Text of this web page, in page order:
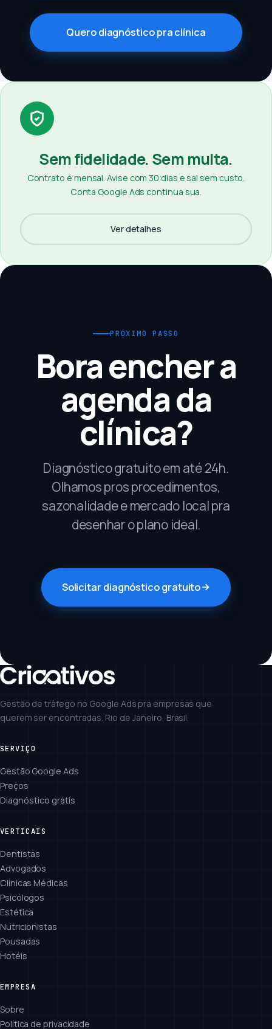
Quero diagnóstico pra clínica
Sem fidelidade. Sem multa.
Contrato é mensal. Avise com 30 dias e sai sem custo.
Conta Google Ads continua sua.
Ver detalhes
PRÓXIMO PASSO
Bora encher a
agenda da
clínica?
Diagnóstico gratuito em até 24h.
Olhamos pros procedimentos,
sazonalidade e mercado local pra
desenhar o plano ideal.
Solicitar diagnóstico gratuito
Gestão de tráfego no Google Ads pra empresas que
querem ser encontradas. Rio de Janeiro, Brasil.
SERVIÇO
Gestão Google Ads
Preços
Diagnóstico grátis
VERTICAIS
Dentistas
Advogados
Clínicas Médicas
Psicólogos
Estética
Nutricionistas
Pousadas
Hotéis
EMPRESA
Sobre
Política de privacidade